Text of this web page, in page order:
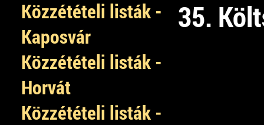
Közzétételi listák -
Kaposvár
Közzétételi listák -
Horvát
Közzétételi listák -
35.